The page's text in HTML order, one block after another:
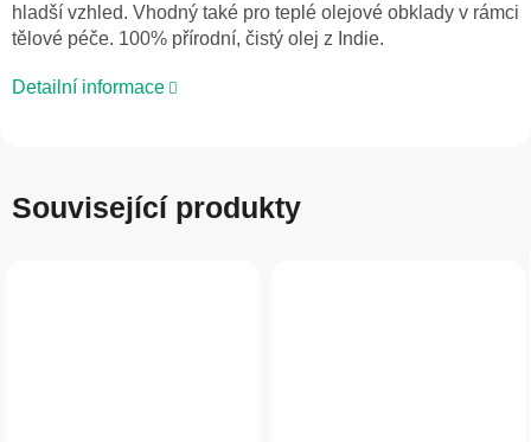
hladší vzhled. Vhodný také pro teplé olejové obklady v rámci
tělové péče. 100% přírodní, čistý olej z Indie.
Detailní informace
Související produkty